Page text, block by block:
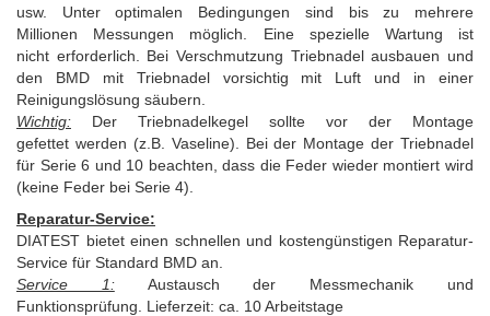
usw. Unter optimalen Bedingungen sind bis zu mehrere
Millionen Messungen möglich. Eine spezielle Wartung ist
nicht erforderlich. Bei Verschmutzung Triebnadel ausbauen und
den BMD mit Triebnadel vorsichtig mit Luft und in einer
Reinigungslösung säubern.
Wichtig: Der Triebnadelkegel sollte vor der Montage
gefettet werden (z.B. Vaseline). Bei der Montage der Triebnadel
für Serie 6 und 10 beachten, dass die Feder wieder montiert wird
(keine Feder bei Serie 4).
Reparatur-Service:
DIATEST bietet einen schnellen und kostengünstigen Reparatur-
Service für Standard BMD an.
Service 1:Austausch der Messmechanik und
Funktionsprüfung. Lieferzeit: ca. 10 Arbeitstage